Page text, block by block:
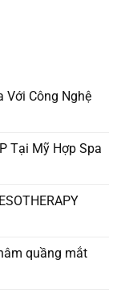
Với Công Nghệ
Tại Mỹ Hợp Spa
quầng mắt